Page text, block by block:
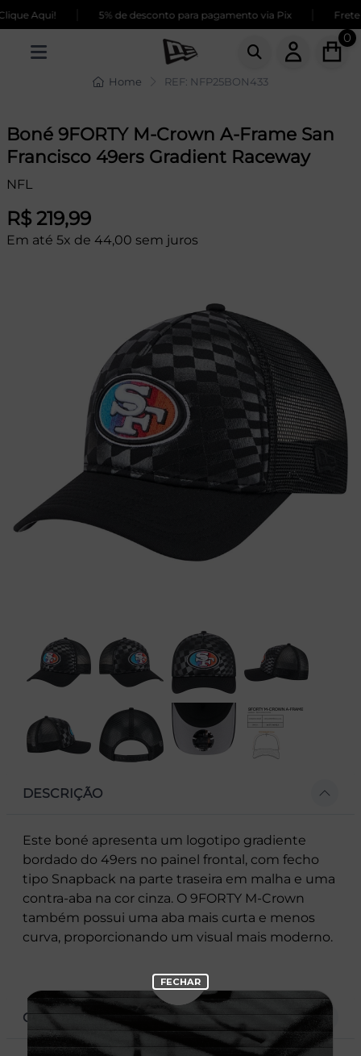
Aqui! 5% de desconto para pagamento via Pix Frete
0
Home REF: NFP25BON433
Boné 9FORTY M-Crown A-Frame San
Francisco 49ers Gradient Raceway
NFL
R$ 219,99
Em até 5x de 44,00 sem juros
DESCRIÇÃO
Este boné apresenta um logotipo gradiente
bordado do 49ers no painel frontal, com fecho
tipo Snapback na parte traseira em malha e uma
contra-aba na cor cinza. O 9FORTY M-Crown
também possui uma aba mais curta e menos
curva, proporcionando um visual mais moderno.
CARACTERÍSTICAS